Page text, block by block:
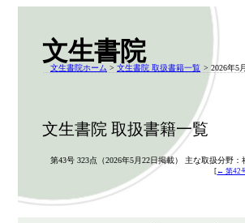
文生書院
文生書院 取扱書籍一覧
文生書院ホーム > 文生書院 取扱書籍一覧 > 2026年5
第43号 323点（2026年5月22日掲載） 主な取扱分野
[ ← 第42